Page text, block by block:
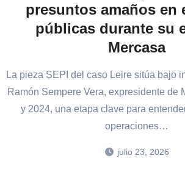
presuntos amaños en
públicas durante su
Mercasa
La pieza SEPI del caso Leire sitúa bajo
Ramón Sempere Vera, expresidente de
y 2024, una etapa clave para
operaciones…
julio 23, 2026